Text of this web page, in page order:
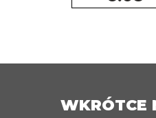
WKRÓTCE